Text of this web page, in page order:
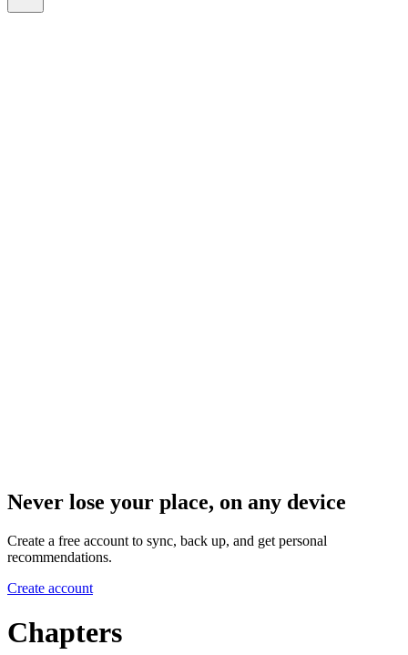
Never lose your place, on any device
Create a free account to sync, back up, and get personal
recommendations.
Create account
Chapters